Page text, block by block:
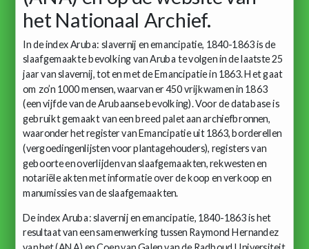
het Nationaal Archief.
In de index Aruba: slavernij en emancipatie, 1840-1863 is de
slaafgemaakte bevolking van Aruba te volgen in de laatste 25
jaar van slavernij, tot en met de Emancipatie in 1863. Het gaat
om zo’n 1000 mensen, waarvan er 450 vrijkwamen in 1863
(een vijfde van de Arubaanse bevolking). Voor de database is
gebruikt gemaakt van een breed palet aan archiefbronnen,
waaronder het register van Emancipatie uit 1863, borderellen
(vergoedingenlijsten voor plantagehouders), registers van
geboorte en overlijden van slaafgemaakten, rekwesten en
notariële akten met informatie over de koop en verkoop en
manumissies van de slaafgemaakten.
De index Aruba: slavernij en emancipatie, 1840-1863 is het
resultaat van een samenwerking tussen Raymond Hernandez